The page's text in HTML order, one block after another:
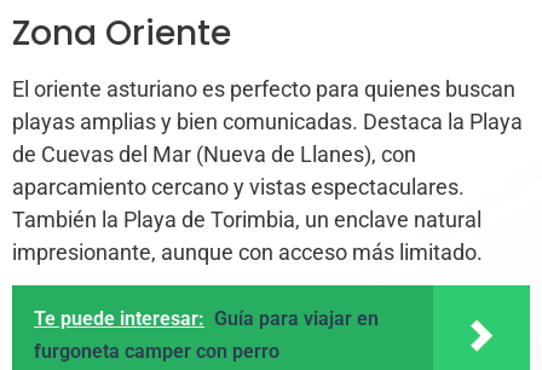
Zona Oriente
El oriente asturiano es perfecto para quienes buscan
playas amplias y bien comunicadas. Destaca la Playa
de Cuevas del Mar (Nueva de Llanes), con
aparcamiento cercano y vistas espectaculares.
También la Playa de Torimbia, un enclave natural
impresionante, aunque con acceso más limitado.
Te puede interesar: Guía para viajar en
furgoneta camper con perro